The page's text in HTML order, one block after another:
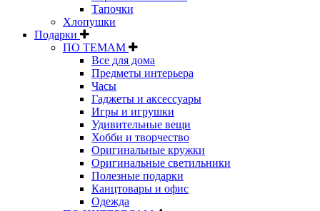
Тапочки
Хлопушки
Подарки
ПО ТЕМАМ
Все для дома
Предметы интерьера
Часы
Гаджеты и аксессуары
Игры и игрушки
Удивительные вещи
Хобби и творчество
Оригинальные кружки
Оригинальные светильники
Полезные подарки
Канцтовары и офис
Одежда